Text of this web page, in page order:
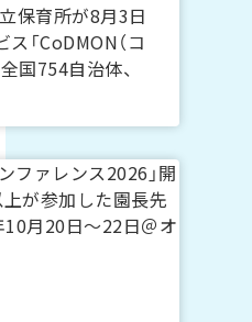
保育所が8月3日
「CoDMON（コ
国754自治体、
体に普及